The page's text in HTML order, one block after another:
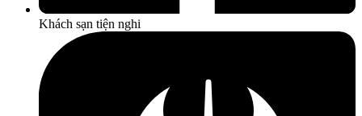
Khách sạn tiện nghi